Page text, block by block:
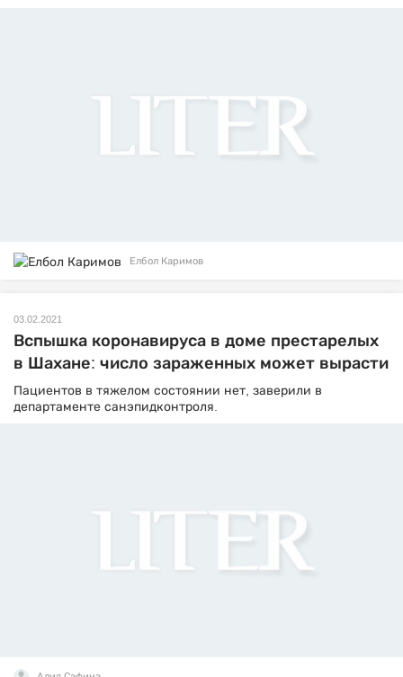
Елбол Каримов
03.02.2021
Вспышка коронавируса в доме престарелых
в Шахане: число зараженных может вырасти
Пациентов в тяжелом состоянии нет, заверили в
департаменте санэпидконтроля.